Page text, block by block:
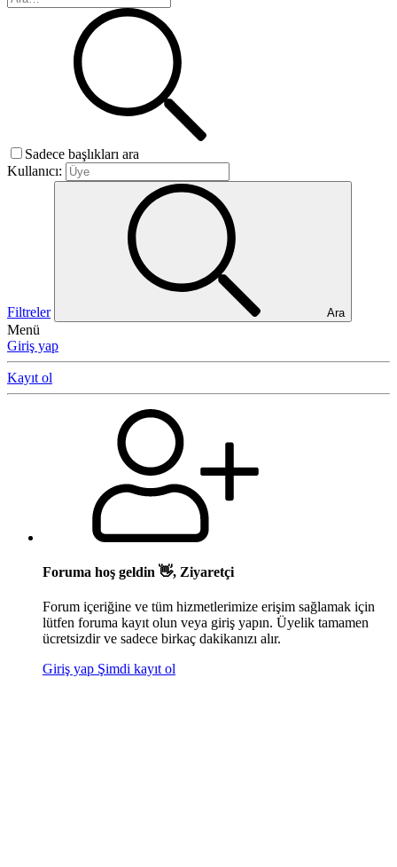
Sadece başlıkları ara
Kullanıcı:
Filtreler Ara
Menü
Giriş yap
Kayıt ol
Foruma hoş geldin 👋, Ziyaretçi
Forum içeriğine ve tüm hizmetlerimize erişim sağlamak için
lütfen foruma kayıt olun veya giriş yapın. Üyelik tamamen
ücretsizdir ve sadece birkaç dakikanızı alır.
Giriş yap Şimdi kayıt ol